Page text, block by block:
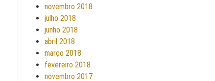
novembro 2018
julho 2018
junho 2018
abril 2018
março 2018
fevereiro 2018
novembro 2017